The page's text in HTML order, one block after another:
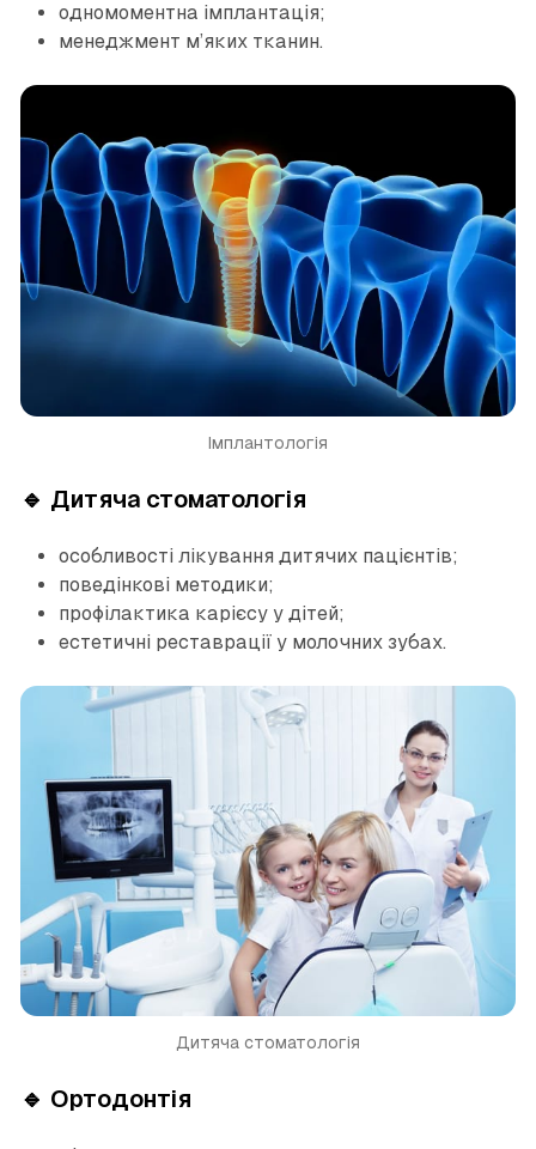
одномоментна імплантація;
менеджмент м’яких тканин.
Імплантологія
🔹 Дитяча стоматологія
особливості лікування дитячих пацієнтів;
поведінкові методики;
профілактика карієсу у дітей;
естетичні реставрації у молочних зубах.
Дитяча стоматологія
🔹 Ортодонтія